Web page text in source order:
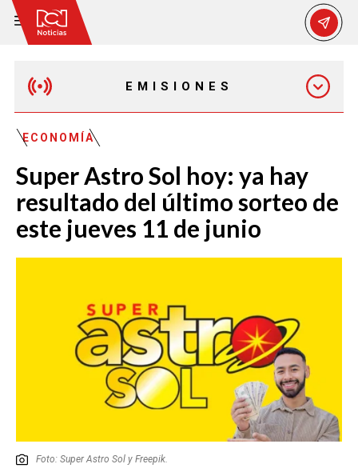
EMISIONES
EMISIÓN 12:30 PM
EMISIÓN 7:00 PM
ECONOMÍA
Super Astro Sol hoy: ya hay
resultado del último sorteo de
este jueves 11 de junio
Foto: Super Astro Sol y Freepik.